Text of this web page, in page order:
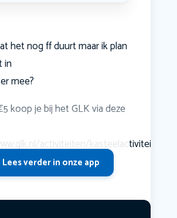
het nog ff duurt maar ik plan
in
mee?
koop je bij het GLK via deze
activiteiten/kasteelactiviteit/
Lees verder in onze app